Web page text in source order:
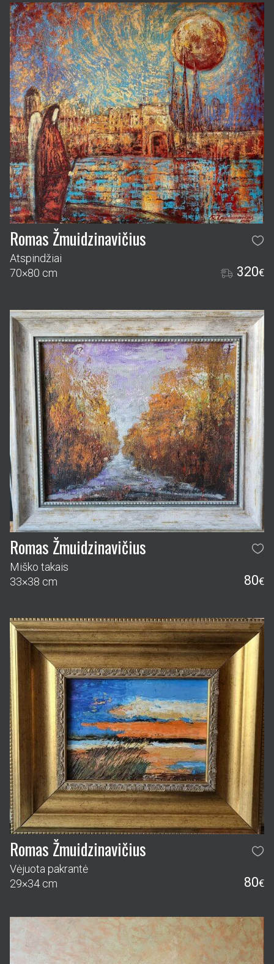
Romas Žmuidzinavičius
Atspindžiai
70×80 cm
320€
Romas Žmuidzinavičius
Miško takais
33×38 cm
80€
Romas Žmuidzinavičius
Vėjuota pakrantė
29×34 cm
80€